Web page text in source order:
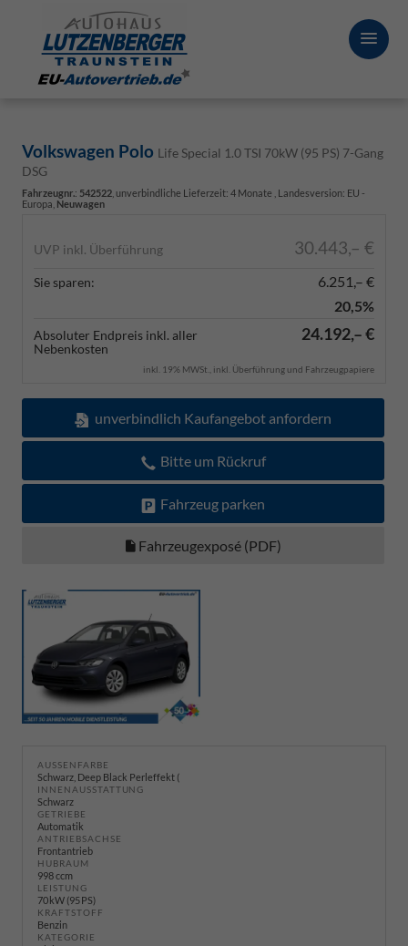
Volkswagen Polo Life Special 1.0 TSI 70kW (95 PS) 7-Gang
DSG
Fahrzeugnr.: 542522 , unverbindliche Lieferzeit: 4 Monate , Landesversion: EU -
Europa, Neuwagen
UVP inkl. Überführung 30.443,– €
Sie sparen:
6.251,– €
20,5%
Absoluter Endpreis inkl. aller
Nebenkosten
24.192,– €
inkl. 19% MWSt., inkl. Überführung und Fahrzeugpapiere
unverbindlich Kaufangebot anfordern
Bitte um Rückruf
Fahrzeug parken
Fahrzeugexposé (PDF)
AUSSENFARBE
Schwarz, Deep Black Perleffekt (
INNENAUSSTATTUNG
Schwarz
GETRIEBE
Automatik
ANTRIEBSACHSE
Frontantrieb
HUBRAUM
998 ccm
LEISTUNG
70 kW (95 PS)
KRAFTSTOFF
Benzin
KATEGORIE